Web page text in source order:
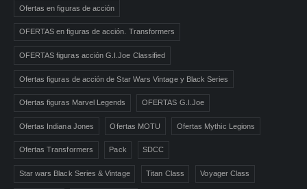
Ofertas en figuras de acción
OFERTAS en figuras de acción. Transformers
OFERTAS figuras acción G.I.Joe Classified
Ofertas figuras de acción de Star Wars Vintage y Black Series
Ofertas figuras Marvel Legends OFERTAS G.I.Joe
Ofertas Indiana Jones Ofertas MOTU Ofertas Mythic Legions
Ofertas Transformers Pack SDCC
Star wars Black Series & Vintage Titan Class Voyager Class